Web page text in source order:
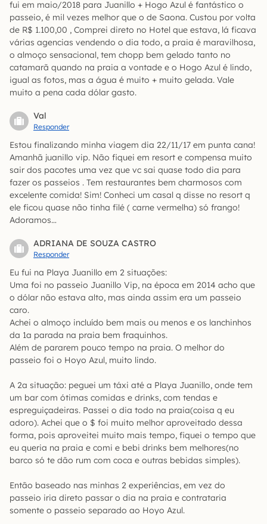
fui em maio/2018 para Juanillo + Hogo Azul é fantástico o
passeio, é mil vezes melhor que o de Saona. Custou por volta
de R$ 1.100,00 , Comprei direto no Hotel que estava, lá ficava
várias agencias vendendo o dia todo, a praia é maravilhosa,
o almoço sensacional, tem chopp bem gelado tanto no
catamarã quando na praia a vontade e o Hogo Azul é lindo,
igual as fotos, mas a água é muito + muito gelada. Vale
muito a pena cada dólar gasto.
Val
Responder
Estou finalizando minha viagem dia 22/11/17 em punta cana!
Amanhã juanillo vip. Não fiquei em resort e compensa muito
sair dos pacotes uma vez que vc sai quase todo dia para
fazer os passeios . Tem restaurantes bem charmosos com
excelente comida! Sim! Conheci um casal q disse no resort q
ele ficou quase não tinha filé ( carne vermelha) só frango!
Adoramos…
ADRIANA DE SOUZA CASTRO
Responder
Eu fui na Playa Juanillo em 2 situações:
Uma foi no passeio Juanillo Vip, na época em 2014 acho que
o dólar não estava alto, mas ainda assim era um passeio
caro.
Achei o almoço incluído bem mais ou menos e os lanchinhos
da 1a parada na praia bem fraquinhos.
Além de pararem pouco tempo na praia. O melhor do
passeio foi o Hoyo Azul, muito lindo.
A 2a situação: peguei um táxi até a Playa Juanillo, onde tem
um bar com ótimas comidas e drinks, com tendas e
espreguiçadeiras. Passei o dia todo na praia(coisa q eu
adoro). Achei que o $ foi muito melhor aproveitado dessa
forma, pois aproveitei muito mais tempo, fiquei o tempo que
eu queria na praia e comi e bebi drinks bem melhores(no
barco só te dão rum com coca e outras bebidas simples).
Então baseado nas minhas 2 experiências, em vez do
passeio iria direto passar o dia na praia e contrataria
somente o passeio separado ao Hoyo Azul.